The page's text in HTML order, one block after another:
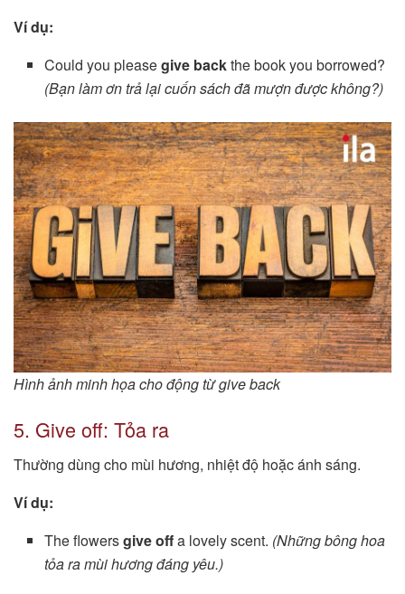
Ví dụ:
Could you pleasegive backthe book you borrowed?
(Bạn làm ơn trả lại cuốn sách đã mượn được không?)
Hình ảnh minh họa cho động từ give back
5. Give off: Tỏa ra
Thường dùng cho mùi hương, nhiệt độ hoặc ánh sáng.
Ví dụ:
The flowersgive offa lovely scent. (Những bông hoa
tỏa ra mùi hương đáng yêu.)